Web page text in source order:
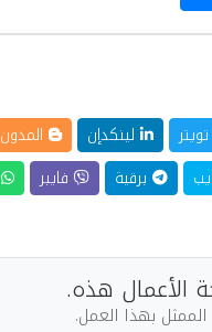
تويتر لينكدإن المدون
برقية فايبر
الأعمال هذه.
بهذا العمل.